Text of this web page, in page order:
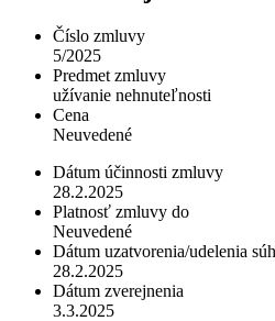
Číslo zmluvy
5/2025
Predmet zmluvy
užívanie nehnuteľnosti
Cena
Neuvedené
Dátum účinnosti zmluvy
28.2.2025
Platnosť zmluvy do
Neuvedené
Dátum uzatvorenia/udelenia
28.2.2025
Dátum zverejnenia
3.3.2025